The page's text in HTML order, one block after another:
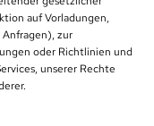
auf Vorladungen,
Anfragen), zur
oder Richtlinien und
unserer Rechte